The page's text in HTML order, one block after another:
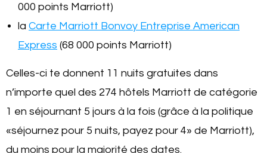
000 points Marriott)
la Carte Marriott Bonvoy Entreprise American
Express (68 000 points Marriott)
Celles-ci te donnent 11 nuits gratuites dans
n’importe quel des 274 hôtels Marriott de catégorie
1 en séjournant 5 jours à la fois (grâce à la politique
«séjournez pour 5 nuits, payez pour 4» de Marriott),
du moins pour la majorité des dates.